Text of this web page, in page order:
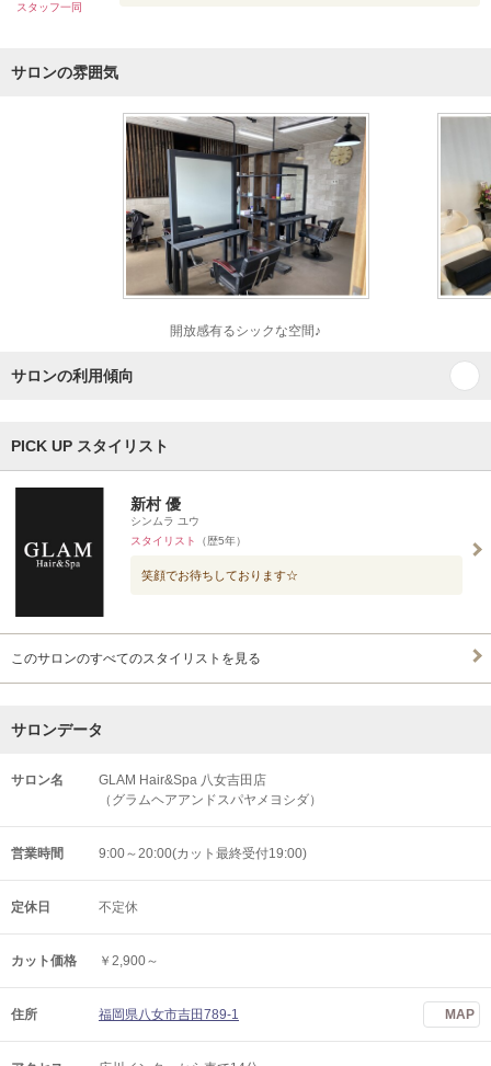
スタッフ一同
サロンの雰囲気
開放感有るシックな空間♪
サロンの利用傾向
PICK UP スタイリスト
新村 優
シンムラ ユウ
スタイリスト
（歴5年）
笑顔でお待ちしております☆
このサロンのすべてのスタイリストを見る
サロンデータ
サロン名
GLAM Hair&Spa 八女吉田店
（グラムヘアアンドスパヤメヨシダ）
営業時間 9:00～20:00(カット最終受付19:00)
定休日 不定休
カット価格 ￥2,900～
住所 福岡県八女市吉田789-1 MAP